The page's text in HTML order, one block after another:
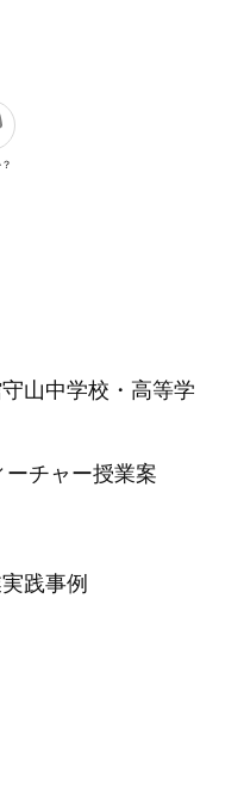
山中学校・高等学
チャー授業案
践事例